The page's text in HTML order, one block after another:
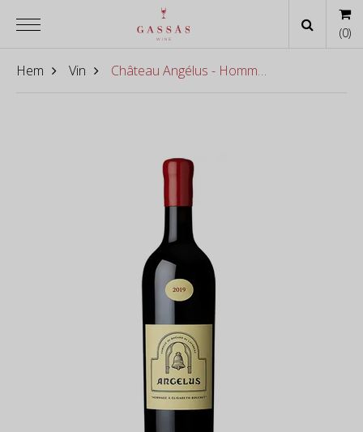
Hem Vin Château Angélus - Hommage à Élisabeth Bouchet 2022
(0)